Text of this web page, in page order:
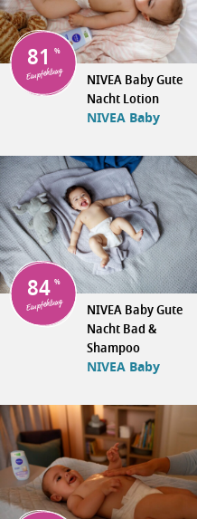
81
Empfehlung
NIVEA Baby Gute
Nacht Lotion
NIVEA Baby
84
Empfehlung
NIVEA Baby Gute
Nacht Bad &
Shampoo
NIVEA Baby